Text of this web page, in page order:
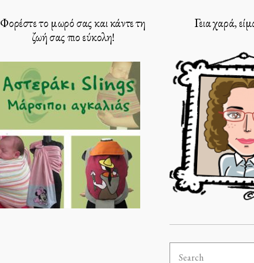
Φορέστε το μωρό σας και κάντε τη
ζωή σας πιο εύκολη!
Γεια χαρά,
for: